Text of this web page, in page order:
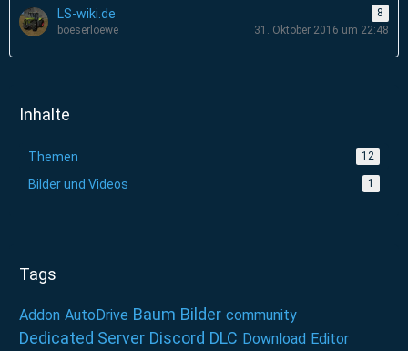
LS-wiki.de
8
boeserloewe
31. Oktober 2016 um 22:48
Inhalte
Themen 12
Bilder und Videos 1
Tags
Addon AutoDrive Baum Bilder community
Dedicated Server Discord DLC Download Editor